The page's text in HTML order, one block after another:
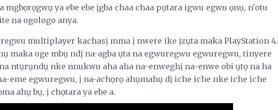
mgbọrọgwụ ya ebe ebe ịgba chaa chaa pụtara igwu egwu ọnụ, n'otu
na ogologo anya.
multiplayer kachasị mma ị nwere ike ịzụta maka PlayStation 4.
maka oge mbụ ndị na-agba ụta na egwuregwu egwuregwu, tinyere
ntụrụndụ nke nnukwu aha aha na-enweghị na-enwe obi ụtọ na ha
eme egwuregwu, ị na-achọrọ ahụmahụ dị iche iche nke iche iche
ahụ bụ, ị chọtara ya ebe a.